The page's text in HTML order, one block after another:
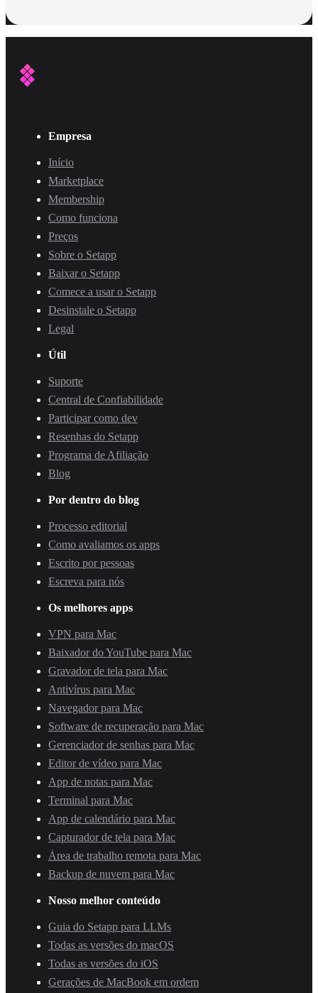
Empresa
Início
Marketplace
Membership
Como funciona
Preços
Sobre o Setapp
Baixar o Setapp
Comece a usar o Setapp
Desinstale o Setapp
Legal
Útil
Suporte
Central de Confiabilidade
Participar como dev
Resenhas do Setapp
Programa de Afiliação
Blog
Por dentro do blog
Processo editorial
Como avaliamos os apps
Escrito por pessoas
Escreva para nós
Os melhores apps
VPN para Mac
Baixador do YouTube para Mac
Gravador de tela para Mac
Antivírus para Mac
Navegador para Mac
Software de recuperação para Mac
Gerenciador de senhas para Mac
Editor de vídeo para Mac
App de notas para Mac
Terminal para Mac
App de calendário para Mac
Capturador de tela para Mac
Área de trabalho remota para Mac
Backup de nuvem para Mac
Nosso melhor conteúdo
Guia do Setapp para LLMs
Todas as versões do macOS
Todas as versões do iOS
Gerações de MacBook em ordem